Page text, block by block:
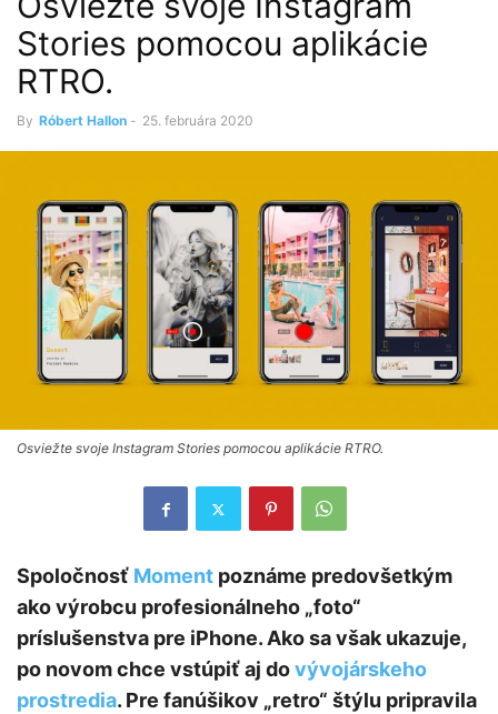
Stories pomocou aplikácie
RTRO.
By Róbert Hallon - 25. februára 2020
Osviežte svoje Instagram Stories pomocou aplikácie RTRO.
Spoločnosť Moment poznáme predovšetkým
ako výrobcu profesionálneho „foto“
príslušenstva pre iPhone. Ako sa však ukazuje,
po novom chce vstúpiť aj dovývojárskeho
prostredia. Pre fanúšikov „retro“ štýlu pripravila